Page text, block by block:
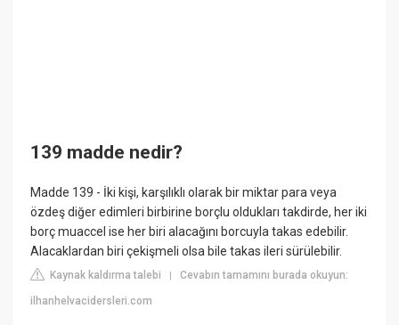
139 madde nedir?
Madde 139 - İki kişi, karşılıklı olarak bir miktar para veya
özdeş diğer edimleri birbirine borçlu oldukları takdirde, her iki
borç muaccel ise her biri alacağını borcuyla takas edebilir.
Alacaklardan biri çekişmeli olsa bile takas ileri sürülebilir.
Kaynak kaldırma talebi |Cevabın tamamını burada okuyun:
ilhanhelvacidersleri.com